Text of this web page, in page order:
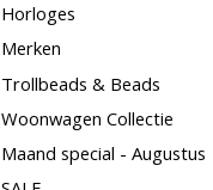
Horloges
Merken
Trollbeads & Beads
Woonwagen Collectie
Maand special - Augustus